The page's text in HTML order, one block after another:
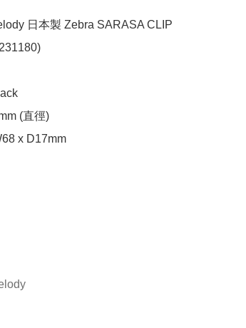
日本製 Zebra SARASA CLIP
(直徑)
x D17mm